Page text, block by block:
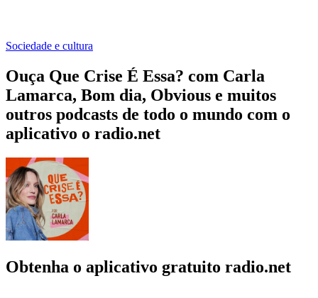
Sociedade e cultura
Ouça Que Crise É Essa? com Carla
Lamarca, Bom dia, Obvious e muitos
outros podcasts de todo o mundo com o
aplicativo o radio.net
Obtenha o aplicativo gratuito radio.net